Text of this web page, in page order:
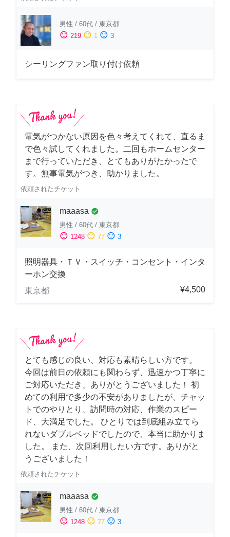
男性 / 60代 / 東京都
sentiment_satisfied 219 sentiment_neutral 1 sentiment_dissatisfied 3
シーリングファン取り付け依頼
電気がつかない原因を色々考えてくれて、直るま
で色々試してくれました。二回もホームセンター
まで行っていただき、とてもありがたかったで
す。無事電気がつき、助かりました。
依頼されたチケット
maaasa check_circle
男性 / 60代 / 東京都
sentiment_satisfied 1248 sentiment_neutral 77 sentiment_dissatisfied 3
照明器具・ＴＶ・スイッチ・コンセント・インタ
ーホン交換
東京都
¥4,500
とても感じの良い、対応も素晴らしい方です。
今回は前日の依頼にも関わらず、迅速かつ丁寧に
ご対応いただき、ありがとうございました！ 初
めての利用で多少の不安がありましたが、チャッ
トでのやりとり、訪問時の対応、作業のスピー
ド、大満足でした。 ひとりでは到底組み立てら
れないダブルベッドでしたので、本当に助かりま
した。 また、次回利用したい方です。ありがと
うございました！
依頼されたチケット
maaasa check_circle
男性 / 60代 / 東京都
sentiment_satisfied 1248 sentiment_neutral 77 sentiment_dissatisfied 3